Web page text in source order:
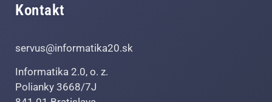
Kontakt
servus@informatika20.sk
Informatika 2.0, o. z.
Polianky 3668/7J